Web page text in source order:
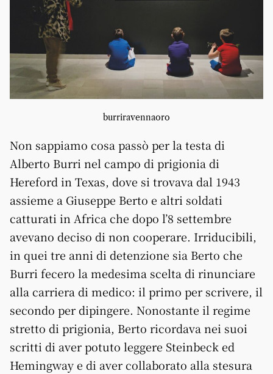
burriravennaoro
Non sappiamo cosa passò per la testa di
Alberto Burri nel campo di prigionia di
Hereford in Texas, dove si trovava dal 1943
assieme a Giuseppe Berto e altri soldati
catturati in Africa che dopo l’8 settembre
avevano deciso di non cooperare. Irriducibili,
in quei tre anni di detenzione sia Berto che
Burri fecero la medesima scelta di rinunciare
alla carriera di medico: il primo per scrivere, il
secondo per dipingere. Nonostante il regime
stretto di prigionia, Berto ricordava nei suoi
scritti di aver potuto leggere Steinbeck ed
Hemingway e di aver collaborato alla stesura